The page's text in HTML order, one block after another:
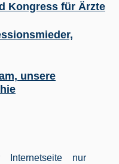
Kongress für Ärzte
unsere
nur